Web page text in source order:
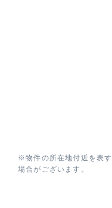
※物件の所在地付近を表
場合がございます。